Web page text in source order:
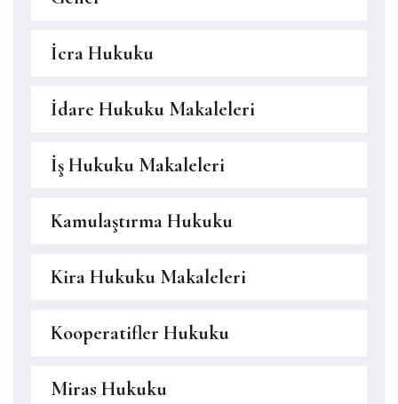
İcra Hukuku
İdare Hukuku Makaleleri
İş Hukuku Makaleleri
Kamulaştırma Hukuku
Kira Hukuku Makaleleri
Kooperatifler Hukuku
Miras Hukuku